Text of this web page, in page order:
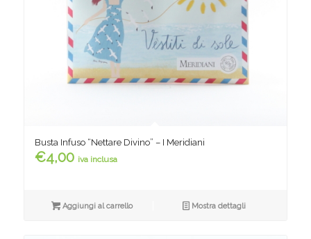
Busta Infuso “Nettare Divino” – I Meridiani
€4,00 iva inclusa
Aggiungi al carrello Mostra dettagli